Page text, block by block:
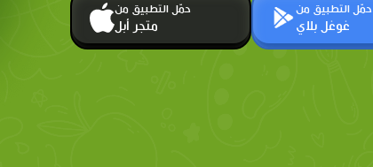
حمّل التطبيق من
متجر أبل
حمّل التطبيق من
غوغل بلاي